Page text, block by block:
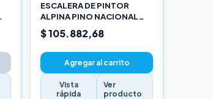
ESCALERA DE PINTOR
ALPINA PINO NACIONAL
2,70M PRO
$ 105.882,68
Agregar al carrito
Vista
rápida
Ver
producto